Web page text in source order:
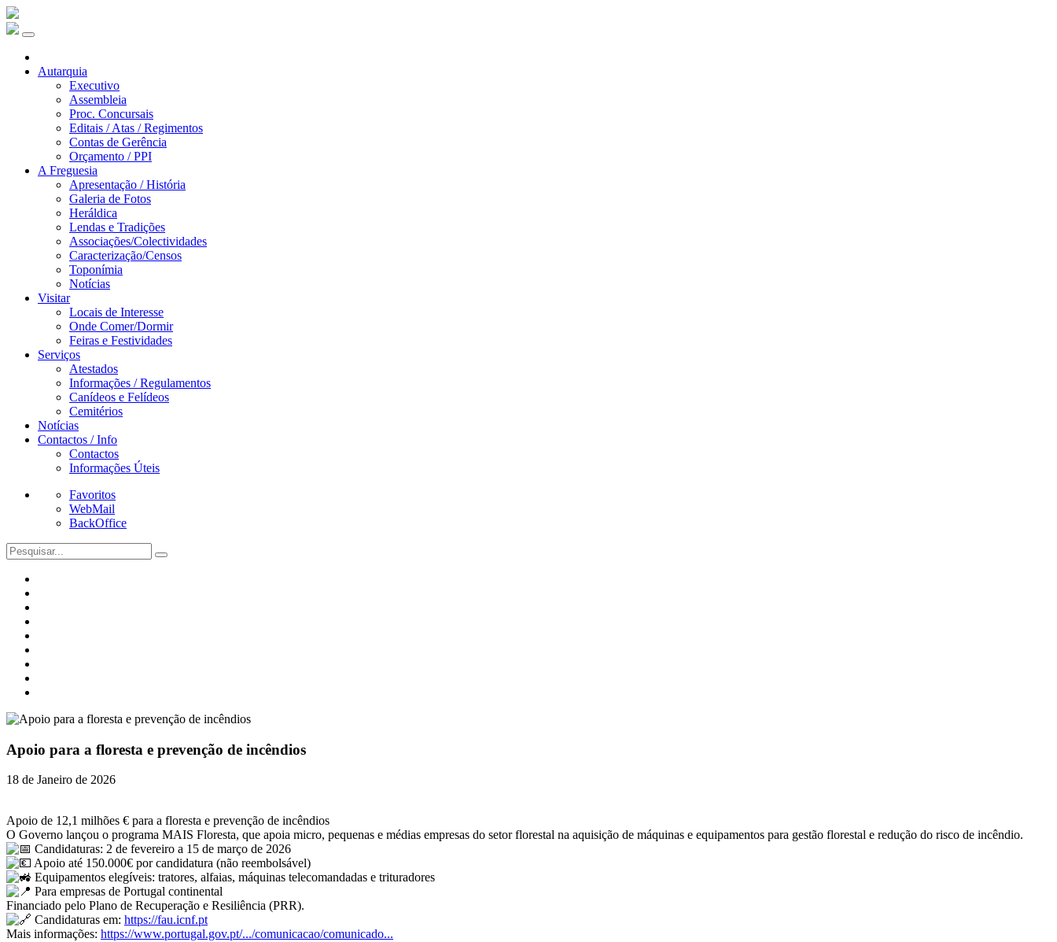
Autarquia
Executivo
Assembleia
Proc. Concursais
Editais / Atas / Regimentos
Contas de Gerência
Orçamento / PPI
A Freguesia
Apresentação / História
Galeria de Fotos
Heráldica
Lendas e Tradições
Associações/Colectividades
Caracterização/Censos
Toponímia
Notícias
Visitar
Locais de Interesse
Onde Comer/Dormir
Feiras e Festividades
Serviços
Atestados
Informações / Regulamentos
Canídeos e Felídeos
Cemitérios
Notícias
Contactos / Info
Contactos
Informações Úteis
Favoritos
WebMail
BackOffice
Apoio para a floresta e prevenção de incêndios
18 de Janeiro de 2026
Apoio de 12,1 milhões € para a floresta e prevenção de incêndios
O Governo lançou o programa MAIS Floresta, que apoia micro, pequenas e médias empresas do setor florestal na aquisição de máquinas e equipamentos para gestão florestal e redução do risco de incêndio.
Candidaturas: 2 de fevereiro a 15 de março de 2026
Apoio até 150.000€ por candidatura (não reembolsável)
Equipamentos elegíveis: tratores, alfaias, máquinas telecomandadas e trituradores
Para empresas de Portugal continental
Financiado pelo Plano de Recuperação e Resiliência (PRR).
Candidaturas em: https://fau.icnf.pt
Mais informações: https://www.portugal.gov.pt/.../comunicacao/comunicado...